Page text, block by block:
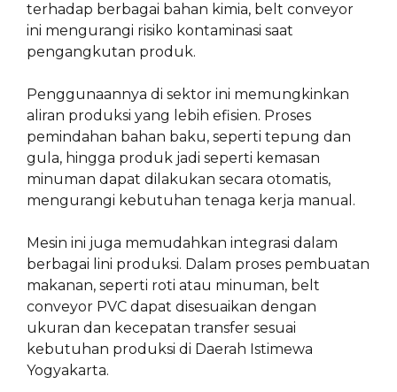
terhadap berbagai bahan kimia, belt conveyor
ini mengurangi risiko kontaminasi saat
pengangkutan produk.
Penggunaannya di sektor ini memungkinkan
aliran produksi yang lebih efisien. Proses
pemindahan bahan baku, seperti tepung dan
gula, hingga produk jadi seperti kemasan
minuman dapat dilakukan secara otomatis,
mengurangi kebutuhan tenaga kerja manual.
Mesin ini juga memudahkan integrasi dalam
berbagai lini produksi. Dalam proses pembuatan
makanan, seperti roti atau minuman, belt
conveyor PVC dapat disesuaikan dengan
ukuran dan kecepatan transfer sesuai
kebutuhan produksi di Daerah Istimewa
Yogyakarta.